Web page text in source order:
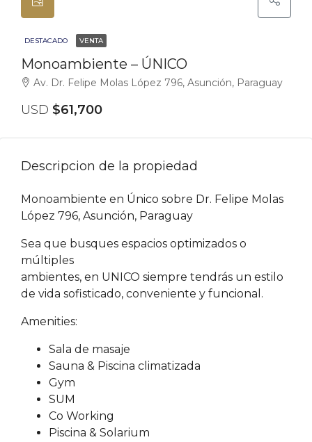
DESTACADO VENTA
Monoambiente – ÚNICO
Av. Dr. Felipe Molas López 796, Asunción, Paraguay
USD $61,700
Descripcion de la propiedad
Monoambiente en Único sobre Dr. Felipe Molas
López 796, Asunción, Paraguay
Sea que busques espacios optimizados o
múltiples
ambientes, en UNICO siempre tendrás un estilo
de vida sofisticado, conveniente y funcional.
Amenities:
Sala de masaje
Sauna & Piscina climatizada
Gym
SUM
Co Working
Piscina & Solarium